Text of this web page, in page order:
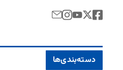
دسته‌بندی‌ها